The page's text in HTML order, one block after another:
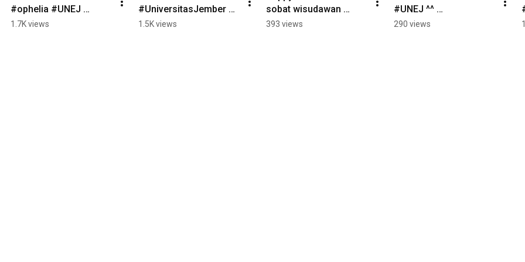
#ophelia #UNEJ
#UniversitasJember
1.7K views
#UniversitasJember
#UNEJBerdampak
1.5K views
sobat wisudawan
#UNEJ
393 views
#UNEJ ^^
#UniversitasJember
290 views